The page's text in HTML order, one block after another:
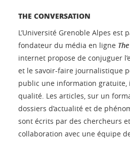
THE CONVERSATION
L’Université Grenoble Alpes est
fondateur du média en ligne
internet propose de conjuguer
et le savoir-faire journalistique
public une information gratuite,
qualité. Les articles, sur un
dossiers d’actualité et de
sont écrits par des chercheurs
collaboration avec une équipe